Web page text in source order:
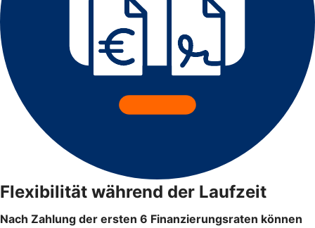
Flexibilität während der Laufzeit
Nach Zahlung der ersten 6 Finanzierungsraten können